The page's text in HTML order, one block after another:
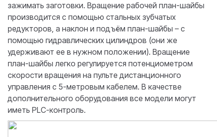
зажимать заготовки. Вращение рабочей план-шайбы
производится с помощью стальных зубчатых
редукторов, а наклон и подъём план-шайбы – с
помощью гидравлических цилиндров (они же
удерживают ее в нужном положении). Вращение
план-шайбы легко регулируется потенциометром
скорости вращения на пульте дистанционного
управления с 5-метровым кабелем. В качестве
дополнительного оборудования все модели могут
иметь PLC-контроль.